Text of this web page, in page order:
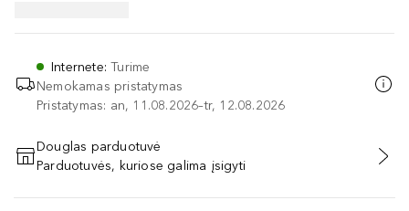
Internete:Turime
Nemokamas pristatymas
Pristatymas: an, 11.08.2026–tr, 12.08.2026
PRIDĖTI Į KREPŠELĮ
Douglas parduotuvė
Parduotuvės, kuriose galima įsigyti
Praleisti slankiklį